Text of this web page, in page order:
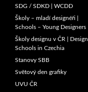
SDG / SDKD | WCDD
Školy – mladí designéři |
Schools – Young Designers
Školy designu v ČR | Design
Schools in Czechia
Stanovy SBB
Světový den grafiky
UVU ČR